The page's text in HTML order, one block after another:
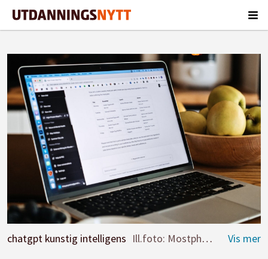
chatgpt kunstig intelligens Ill.foto: Mostphotos